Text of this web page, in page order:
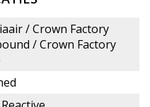
/ Crown Factory
/ Crown Factory